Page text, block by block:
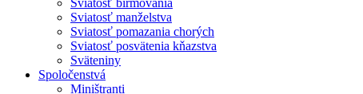
Sviatosť birmovania
Sviatosť manželstva
Sviatosť pomazania chorých
Sviatosť posvätenia kňazstva
Sväteniny
Spoločenstvá
Miništranti